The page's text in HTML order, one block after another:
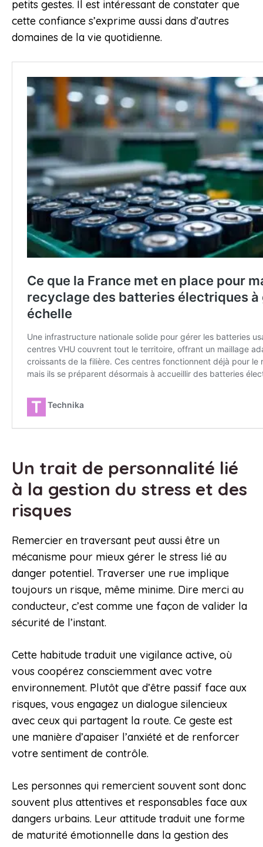
petits gestes. Il est intéressant de constater que
cette confiance s’exprime aussi dans d’autres
domaines de la vie quotidienne.
Un trait de personnalité lié
à la gestion du stress et des
risques
Remercier en traversant peut aussi être un
mécanisme pour mieux gérer le stress lié au
danger potentiel. Traverser une rue implique
toujours un risque, même minime. Dire merci au
conducteur, c’est comme une façon de valider la
sécurité de l’instant.
Cette habitude traduit une vigilance active, où
vous coopérez consciemment avec votre
environnement. Plutôt que d’être passif face aux
risques, vous engagez un dialogue silencieux
avec ceux qui partagent la route. Ce geste est
une manière d’apaiser l’anxiété et de renforcer
votre sentiment de contrôle.
Les personnes qui remercient souvent sont donc
souvent plus attentives et responsables face aux
dangers urbains. Leur attitude traduit une forme
de maturité émotionnelle dans la gestion des